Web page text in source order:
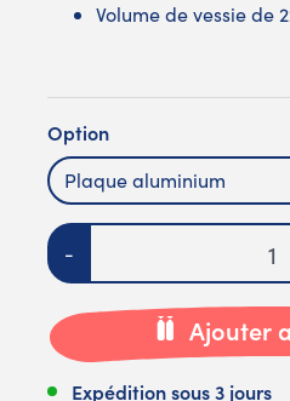
Volume de vessie de
Option
Plaque aluminium
Quantité
-
Ajouter
Expédition sous 3 jours